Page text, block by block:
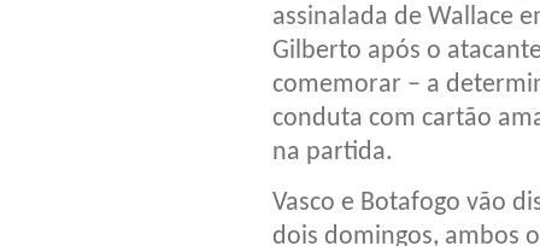
assinalada de Wallace
Gilberto após o
comemorar – a
conduta com cartão
na partida.
Vasco e Botafogo vão
dois domingos, ambos